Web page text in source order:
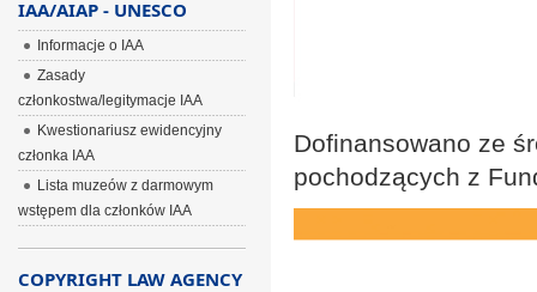
Dofinansowano ze
pochodzących z
IAA/AIAP - UNESCO
Informacje o IAA
Zasady
członkostwa/legitymacje IAA
Kwestionariusz ewidencyjny
członka IAA
Lista muzeów z darmowym
wstępem dla członków IAA
COPYRIGHT LAW AGENCY